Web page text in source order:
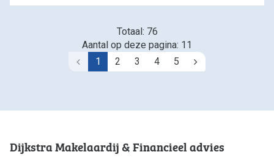
Totaal: 76
Aantal op deze pagina: 11
Vorige
1 2 3 4 5 Volgende
Dijkstra Makelaardij & Financieel advies